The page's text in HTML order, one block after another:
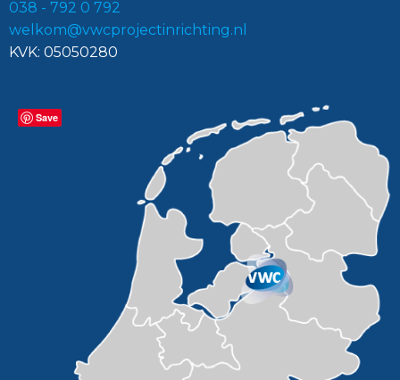
038 - 792 0 792
welkom@vwcprojectinrichting.nl
KVK: 05050280
Save